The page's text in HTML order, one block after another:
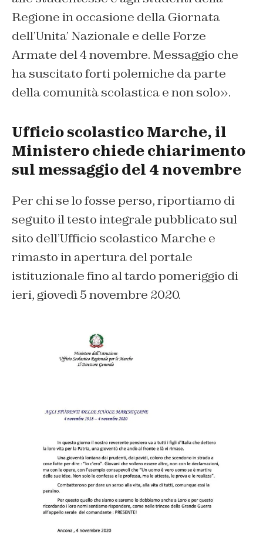
Regione in occasione della Giornata
dell’Unita’ Nazionale e delle Forze
Armate del 4 novembre. Messaggio che
ha suscitato forti polemiche da parte
della comunità scolastica e non solo».
Ufficio scolastico Marche, il
Ministero chiede chiarimento
sul messaggio del 4 novembre
Per chi se lo fosse perso, riportiamo di
seguito il testo integrale pubblicato sul
sito dell’Ufficio scolastico Marche e
rimasto in apertura del portale
istituzionale fino al tardo pomeriggio di
ieri, giovedì 5 novembre 2020.